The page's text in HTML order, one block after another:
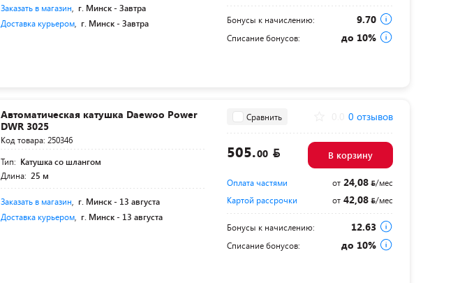
Заказать в магазин, г. Минск -Завтра
Доставка курьером, г. Минск -Завтра Бонусы к начислению: 9.70
Списание бонусов: до 10%
Автоматическая катушка Daewoo Power
DWR 3025
Код товара: 250346
Тип: Катушка со шлангом
Длина: 25 м
Заказать в магазин, г. Минск - 13 августа
Доставка курьером, г. Минск - 13 августа
Сравнить 0 отзывов
505.00 В корзину
Оплата частями от24,08
/мес
Картой рассрочки
от42,08 /мес
Бонусы к начислению: 12.63
Списание бонусов: до 10%